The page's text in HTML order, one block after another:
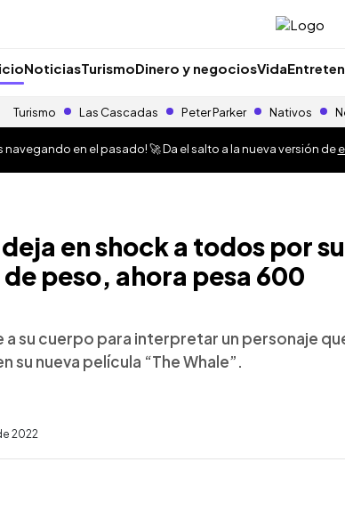
NoticiasTurismoDinero y negociosVida
Turismo Las Cascadas Peter Parker Nativos
navegando en el pasado! 🚀 Da el salto a la nueva versión de
en shock a todos por su
peso, ahora pesa 600
a su cuerpo para interpretar un personaje
nueva película “The Whale”.
2022